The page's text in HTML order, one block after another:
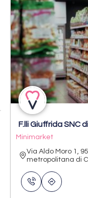
F.lli Giuffrida SNC
Minimarket
Via Aldo Moro 1,
metropolitana di